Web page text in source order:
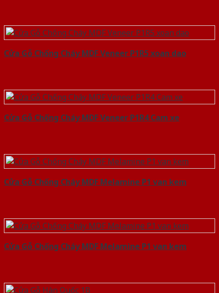
Cửa Gỗ Chống Cháy MDF Veneer P1R5 xoan dao
Cửa Gỗ Chống Cháy MDF Veneer P1R4 Cam xe
Cửa Gỗ Chống Cháy MDF Melamine P1 van kem
Cửa Gỗ Chống Cháy MDF Melamine P1 van kem